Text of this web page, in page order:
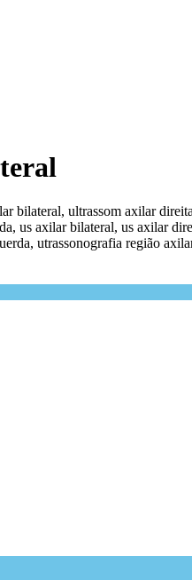
bilateral, ultrassom axilar
us axilar bilateral, us axilar
utrassonografia região